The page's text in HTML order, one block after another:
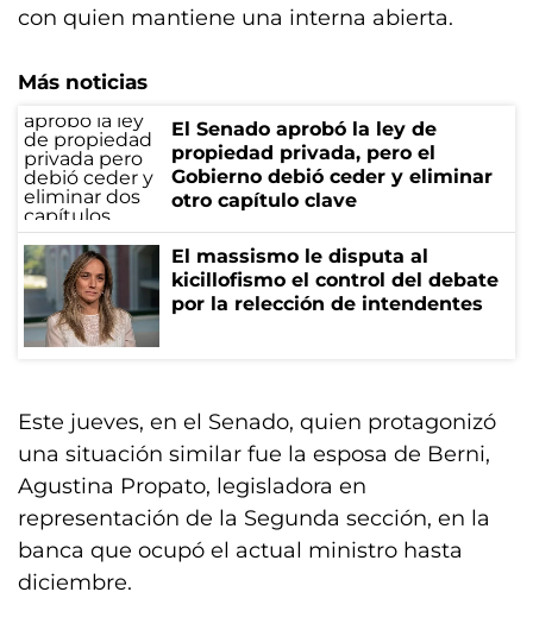
con quien mantiene una interna abierta.
Más noticias
El Senado aprobó la ley de
propiedad privada, pero el
Gobierno debió ceder y eliminar
otro capítulo clave
El massismo le disputa al
kicillofismo el control del debate
por la relección de intendentes
Este jueves, en el Senado, quien protagonizó
una situación similar fue la esposa de Berni,
Agustina Propato, legisladora en
representación de la Segunda sección, en la
banca que ocupó el actual ministro hasta
diciembre.